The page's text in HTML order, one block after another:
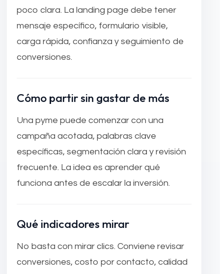
poco clara. La landing page debe tener
mensaje específico, formulario visible,
carga rápida, confianza y seguimiento de
conversiones.
Cómo partir sin gastar de más
Una pyme puede comenzar con una
campaña acotada, palabras clave
específicas, segmentación clara y revisión
frecuente. La idea es aprender qué
funciona antes de escalar la inversión.
Qué indicadores mirar
No basta con mirar clics. Conviene revisar
conversiones, costo por contacto, calidad